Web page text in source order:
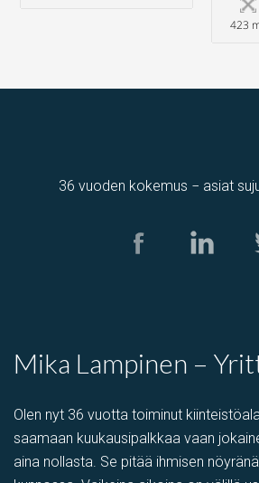
423
36 vuoden kokemus − asiat
Mika Lampinen –
Olen nyt 36 vuotta toiminut
saamaan kuukausipalkkaa vaan
aina nollasta. Se pitää ihmisen